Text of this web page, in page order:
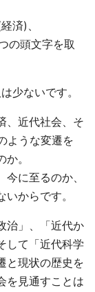
済)、
の頭文字を取
少ないです。
、近代社会、そ
ような変遷を
。
に至るのか、
からです。
治」、「近代か
して「近代科学
と現状の歴史を
を見通すことは